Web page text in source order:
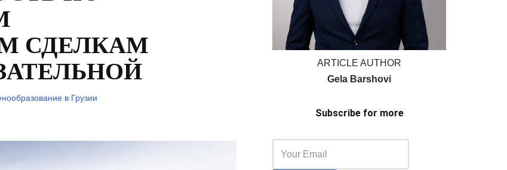
СДЕЛКАМ
в Грузии
ARTICLE AUTHOR
Gela Barshovi
Subscribe for more